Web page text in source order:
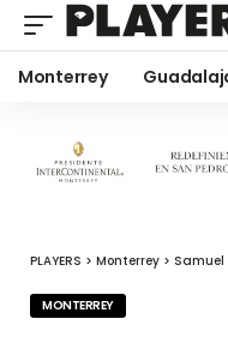
Monterrey
PLAYERS > Monterrey > Samuel
MONTERREY